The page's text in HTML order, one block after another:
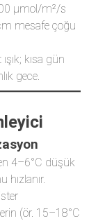
µmol/m²/s
mesafe çoğu
kısa gün
gece.
4–6°C düşük
(ör. 15–18°C